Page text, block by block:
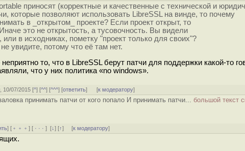
приносят (корректные и качественные с технической и
которые позволяют использовать LibreSSL на винде, то почему
в _открытом_ проекте? Если проект открыт, то
это не открытость, а тусовочность. Вы видели
или в исходниках, пометку "проект только для своих"?
увидите, потому что её там нет.
то, что в LibreSSL берут патчи для поддержки какой‐то
что у них политика «no windows».
10/07/2015 [^] [^^] [^^^] [ответить] [к модератору]
принимать патчи от кого попало И принимать патчи... большой текст
] [ ﹢﹢﹢] [ · · ·][↓] [↑] [к модератору]